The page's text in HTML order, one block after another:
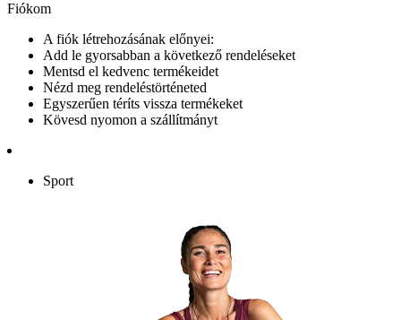
Fiókom
A fiók létrehozásának előnyei:
Add le gyorsabban a következő rendeléseket
Mentsd el kedvenc termékeidet
Nézd meg rendeléstörténeted
Egyszerűen téríts vissza termékeket
Kövesd nyomon a szállítmányt
Sport